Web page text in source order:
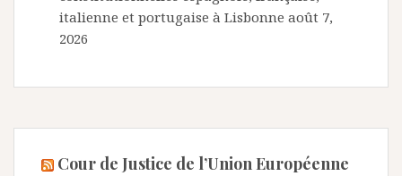
italienne et portugaise à Lisbonne août 7,
2026
Cour de Justice de l’Union Européenne